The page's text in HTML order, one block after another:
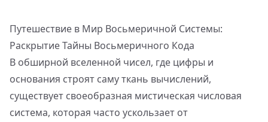
Путешествие в Мир Восьмеричной Системы:
Раскрытие Тайны Восьмеричного Кода
В обширной вселенной чисел, где цифры и
основания строят саму ткань вычислений,
существует своеобразная мистическая числовая
система, которая часто ускользает от